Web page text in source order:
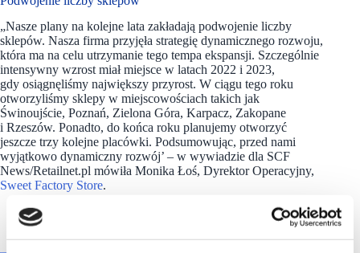
„Nasze plany na kolejne lata zakładają podwojenie liczby
sklepów. Nasza firma przyjęła strategię dynamicznego rozwoju,
która ma na celu utrzymanie tego tempa ekspansji. Szczególnie
intensywny wzrost miał miejsce w latach 2022 i 2023,
gdy osiągnęliśmy największy przyrost. W ciągu tego roku
otworzyliśmy sklepy w miejscowościach takich jak
Świnoujście, Poznań, Zielona Góra, Karpacz, Zakopane
i Rzeszów. Ponadto, do końca roku planujemy otworzyć
jeszcze trzy kolejne placówki. Podsumowując, przed nami
wyjątkowo dynamiczny rozwój’ – w wywiadzie dla SCF
News/Retailnet.pl mówiła Monika Łoś, Dyrektor Operacyjny,
Sweet Factory Store.